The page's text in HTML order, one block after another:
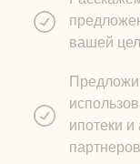
ипотеки
вашей